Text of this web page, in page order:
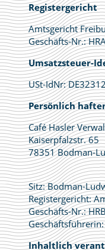
Registergericht
Amtsgericht
Geschäfts-Nr.:
Umsatzsteuer-
USt-IdNr:
Persönlich
Café Hasler
Kaiserpfalzstr. 65
78351 Bodman-
Sitz: Bodman-
Registergericht:
Geschäfts-Nr.:
Inhaltlich